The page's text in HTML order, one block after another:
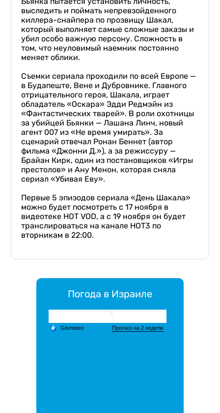
выследить и поймать непревзойденного
киллера-снайпера по прозвищу Шакал,
который выполняет самые сложные заказы и
убил особо важную персону. Сложность в
том, что неуловимый наемник постоянно
меняет облики.
Съемки сериала проходили по всей Европе —
в Будапеште, Вене и Дубровнике. Главного
отрицательного героя, Шакала, играет
обладатель «Оскара» Эдди Редмэйн из
«Фантастических тварей». В роли охотницы
за убийцей Бьянки — Лашана Линч, новый
агент 007 из «Не время умирать». За
сценарий отвечал Ронан Беннет (автор
фильма «Джонни Д.»), а за режиссуру —
Брайан Кирк, один из постановщиков «Игры
престолов» и Ану Менон, которая сняла
сериал «Убивая Еву».
Первые 5 эпизодов сериала «День Шакала»
можно будет посмотреть с 17 ноября в
видеотеке HOT VOD, а с 19 ноября он будет
транслироваться на канале НОТ3 по
вторникам в 22:00.
Погода в Израиле